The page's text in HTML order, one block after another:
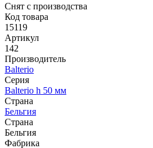
Снят с производства
Код товара
15119
Артикул
142
Производитель
Balterio
Серия
Balterio h 50 мм
Страна
Бельгия
Страна
Бельгия
Фабрика